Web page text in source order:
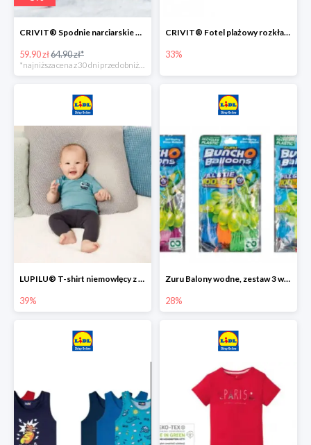
CRIVIT® Spodnie narciarskie dziewczęce
59.90 zł64.90 zł*
*najniższa cena z 30 dni przed obniżką
CRIVIT® Fotel plażowy rozkładany / Brodzik dziecięcy
33%
LUPILU® T-shirt niemowlęcy z biobawełny -39%
39%
Zuru Balony wodne, zestaw 3 wiązek -28%
28%